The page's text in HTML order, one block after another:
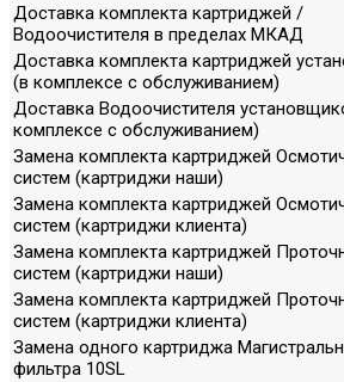
Доставка комплекта картриджей /
Водоочистителя в пределах МКАД
Доставка комплекта картриджей
(в комплексе с обслуживанием)
Доставка Водоочистителя
комплексе с обслуживанием)
Замена комплекта картриджей
систем (картриджи наши)
Замена комплекта картриджей
систем (картриджи клиента)
Замена комплекта картриджей
систем (картриджи наши)
Замена комплекта картриджей
систем (картриджи клиента)
Замена одного картриджа
фильтра 10SL